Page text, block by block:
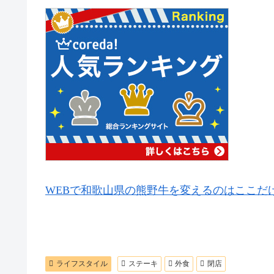
WEBで和歌山県の熊野牛を変えるのはここだ
ライフスタイル ステーキ 外食 閉店